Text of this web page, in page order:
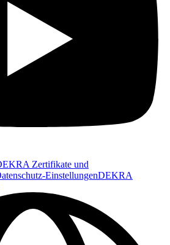
Zertifikate und
EinstellungenDEKRA